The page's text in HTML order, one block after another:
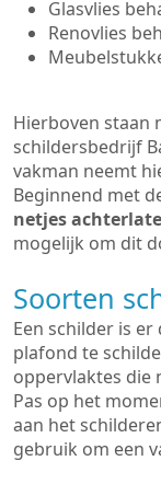
Glasvlies
Renovlies
Hierboven staan
schildersbedrijf
vakman neemt
Beginnend met
netjes
mogelijk om dit
Soorten
Een schilder is
plafond te
oppervlaktes die
Pas op het
aan het
gebruik om een